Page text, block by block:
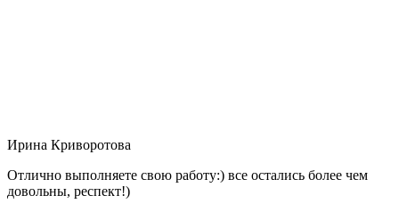
Ирина Криворотова
Отлично выполняете свою работу:) все остались более чем
довольны, респект!)